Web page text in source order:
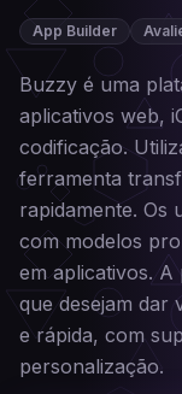
App Builder
Buzzy é uma
aplicativos web,
codificação.
ferramenta
rapidamente. Os
com modelos
em aplicativos.
que desejam dar
e rápida, com
personalização.